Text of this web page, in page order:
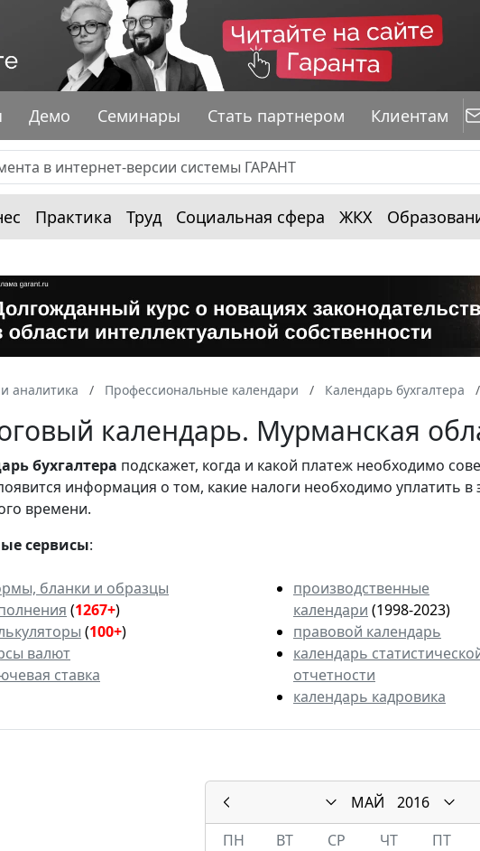
Демо Семинары Стать партнером Клиентам
Практика Труд Социальная сфера ЖКХ
аналитика Профессиональные календари Календарь бухгалтера
календарь. Мурманская
бухгалтера подскажет, когда и какой платеж необходимо
информация о том, какие налоги необходимо уплатить
времени.
сервисы:
бланки и образцы
(1267+)
(100+)
валют
ставка
производственные
календари (1998-2023)
правовой календарь
календарь
отчетности
календарь кадровика
МАЙ
2016
ПН
ВТ СР ЧТ ПТ